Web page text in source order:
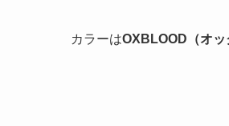
カラーはOXBLOOD（オッ